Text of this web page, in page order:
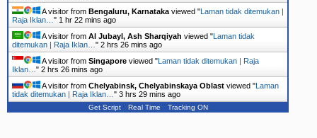
A visitor from Bengaluru, Karnataka viewed "Laman tidak ditemukan |
Raja Iklan… " 1 hr 22 mins ago
A visitor from Al Jubayl, Ash Sharqiyah viewed "Laman tidak
ditemukan | Raja Iklan… " 2 hrs 26 mins ago
A visitor from Singapore viewed "Laman tidak ditemukan | Raja
Iklan… " 2 hrs 26 mins ago
A visitor from Chelyabinsk, Chelyabinskaya Oblast viewed "Laman
tidak ditemukan | Raja Iklan… " 3 hrs 29 mins ago
Get Script Real Time Tracking ON